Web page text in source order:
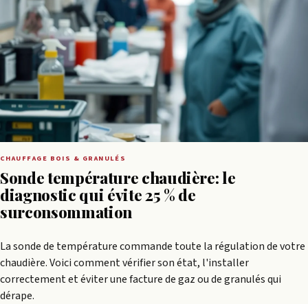
CHAUFFAGE BOIS & GRANULÉS
Sonde température chaudière: le
diagnostic qui évite 25 % de
surconsommation
La sonde de température commande toute la régulation de votre
chaudière. Voici comment vérifier son état, l'installer
correctement et éviter une facture de gaz ou de granulés qui
dérape.